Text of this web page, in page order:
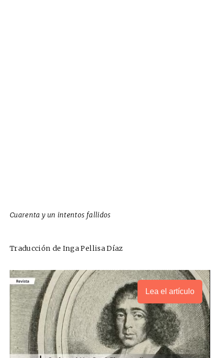
Cuarenta y un intentos fallidos
Traducción de Inga Pellisa Díaz
Lea el artículo